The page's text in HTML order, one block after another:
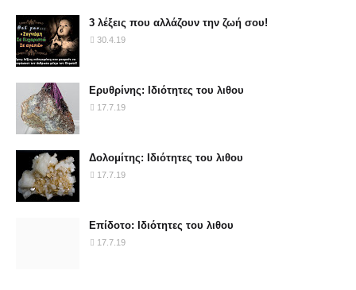
3 λέξεις που αλλάζουν την ζωή σου!
30.4.19
Ερυθρίνης: Ιδιότητες του λιθου
17.7.19
Δολομίτης: Ιδιότητες του λιθου
17.7.19
Επίδοτο: Ιδιότητες του λιθου
17.7.19